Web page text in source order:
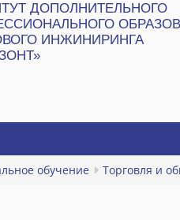
ДОПОЛНИТЕЛЬНОГО
ИНЖИНИРИНГА
обучение Торговля и